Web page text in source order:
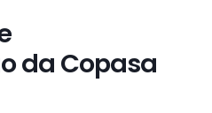
da Copasa